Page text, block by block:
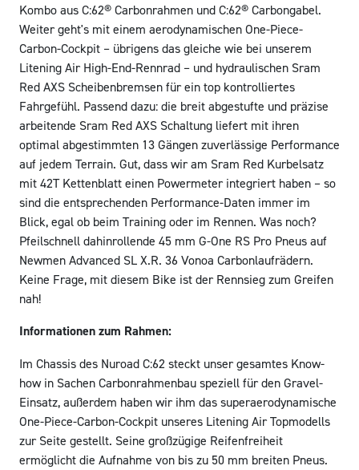
Kombo aus C:62® Carbonrahmen und C:62® Carbongabel.
Weiter geht's mit einem aerodynamischen One-Piece-
Carbon-Cockpit – übrigens das gleiche wie bei unserem
Litening Air High-End-Rennrad – und hydraulischen Sram
Red AXS Scheibenbremsen für ein top kontrolliertes
Fahrgefühl. Passend dazu: die breit abgestufte und präzise
arbeitende Sram Red AXS Schaltung liefert mit ihren
optimal abgestimmten 13 Gängen zuverlässige Performance
auf jedem Terrain. Gut, dass wir am Sram Red Kurbelsatz
mit 42T Kettenblatt einen Powermeter integriert haben – so
sind die entsprechenden Performance-Daten immer im
Blick, egal ob beim Training oder im Rennen. Was noch?
Pfeilschnell dahinrollende 45 mm G-One RS Pro Pneus auf
Newmen Advanced SL X.R. 36 Vonoa Carbonlaufrädern.
Keine Frage, mit diesem Bike ist der Rennsieg zum Greifen
nah!
Informationen zum Rahmen:
Im Chassis des Nuroad C:62 steckt unser gesamtes Know-
how in Sachen Carbonrahmenbau speziell für den Gravel-
Einsatz, außerdem haben wir ihm das superaerodynamische
One-Piece-Carbon-Cockpit unseres Litening Air Topmodells
zur Seite gestellt. Seine großzügige Reifenfreiheit
ermöglicht die Aufnahme von bis zu 50 mm breiten Pneus.